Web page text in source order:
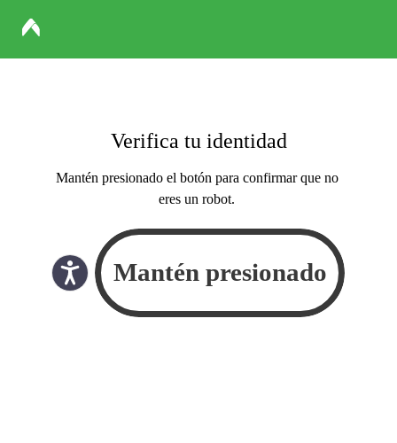
Verifica tu identidad
Mantén presionado el botón para confirmar que no
eres un robot.